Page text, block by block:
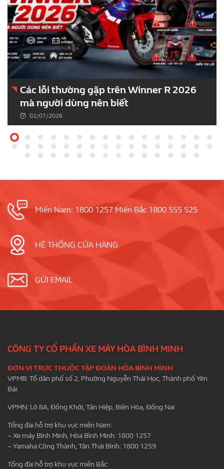
Các lỗi thường gặp trên Winner R 2026
mà người dùng nên biết
02/07/2026
Miền Nam: 1800 1257 Miền Bắc 1800 555 525
HỆ THỐNG CỬA HÀNG
GỬI EMAIL
CÔNG TY CỔ PHẦN XE MÁY HÒA BÌNH MINH
ĐƠN VỊ TRỰC THUỘC TẬP ĐOÀN HÒA BÌNH MINH
VPMB: Tổ dân phố số 2, Phường Nguyễn Thái Học, Thành phố Yên
Bái.
VPMN: Lô 8A, Đồng Khởi, Tân Hiệp, Biên Hòa, Đồng Nai
Tổng đài hỗ trợ khu vực miền Nam:
– Xe máy Bình Minh, Hòa Bình Minh: 1800 1257
– Yamaha Công Thành, Tân Thái Bình: 1800 1259
Tổng đài hỗ trợ khu vực miền Bắc: